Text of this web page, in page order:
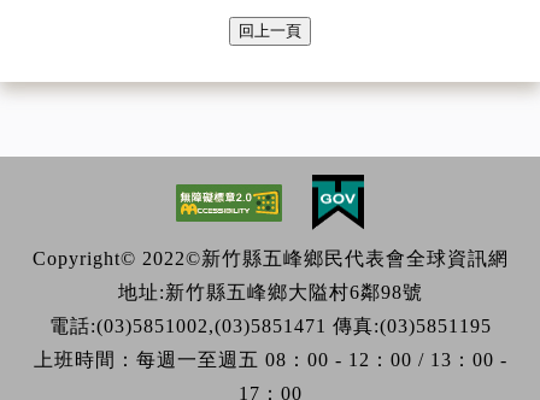
回上一頁
Copyright© 2022©新竹縣五峰鄉民代表會全球資訊網
地址:新竹縣五峰鄉大隘村6鄰98號
電話:(03)5851002,(03)5851471 傳真:(03)5851195
上班時間：每週一至週五 08：00 - 12：00 / 13：00 -
17：00